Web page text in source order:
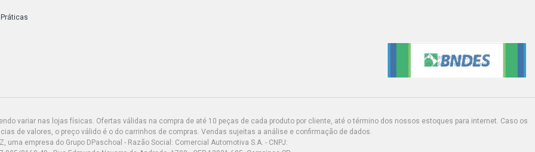
variar nas lojas físicas. Ofertas válidas na compra de até 10 peças de cada produto por cliente, até o término dos nossos estoques para internet. Caso os
de valores, o preço válido é o do carrinhos de compras. Vendas sujeitas a análise e confirmação de dados.
uma empresa do Grupo DPaschoal - Razão Social: Comercial Automotiva S.A. - CNPJ: